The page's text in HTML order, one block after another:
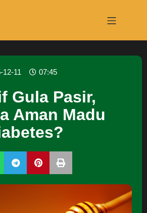
12-11 07:45
Gula Pasir,
Aman Madu